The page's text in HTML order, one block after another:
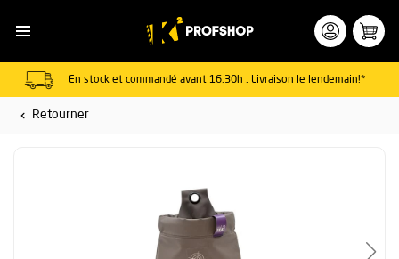
En stock et commandé avant 16:30h : Livraison le lendemain!*
Retourner